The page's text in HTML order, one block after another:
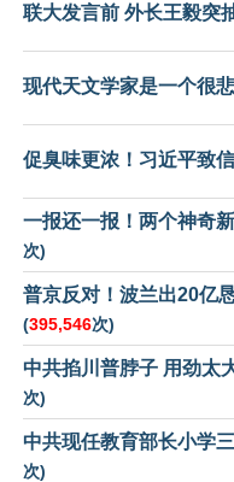
联大发言前 外长王毅突
现代天文学家是一个很
促臭味更浓！习近平致
一报还一报！两个神奇
次)
普京反对！波兰出20亿
(395,546次)
中共掐川普脖子 用劲太
次)
中共现任教育部长小学
次)